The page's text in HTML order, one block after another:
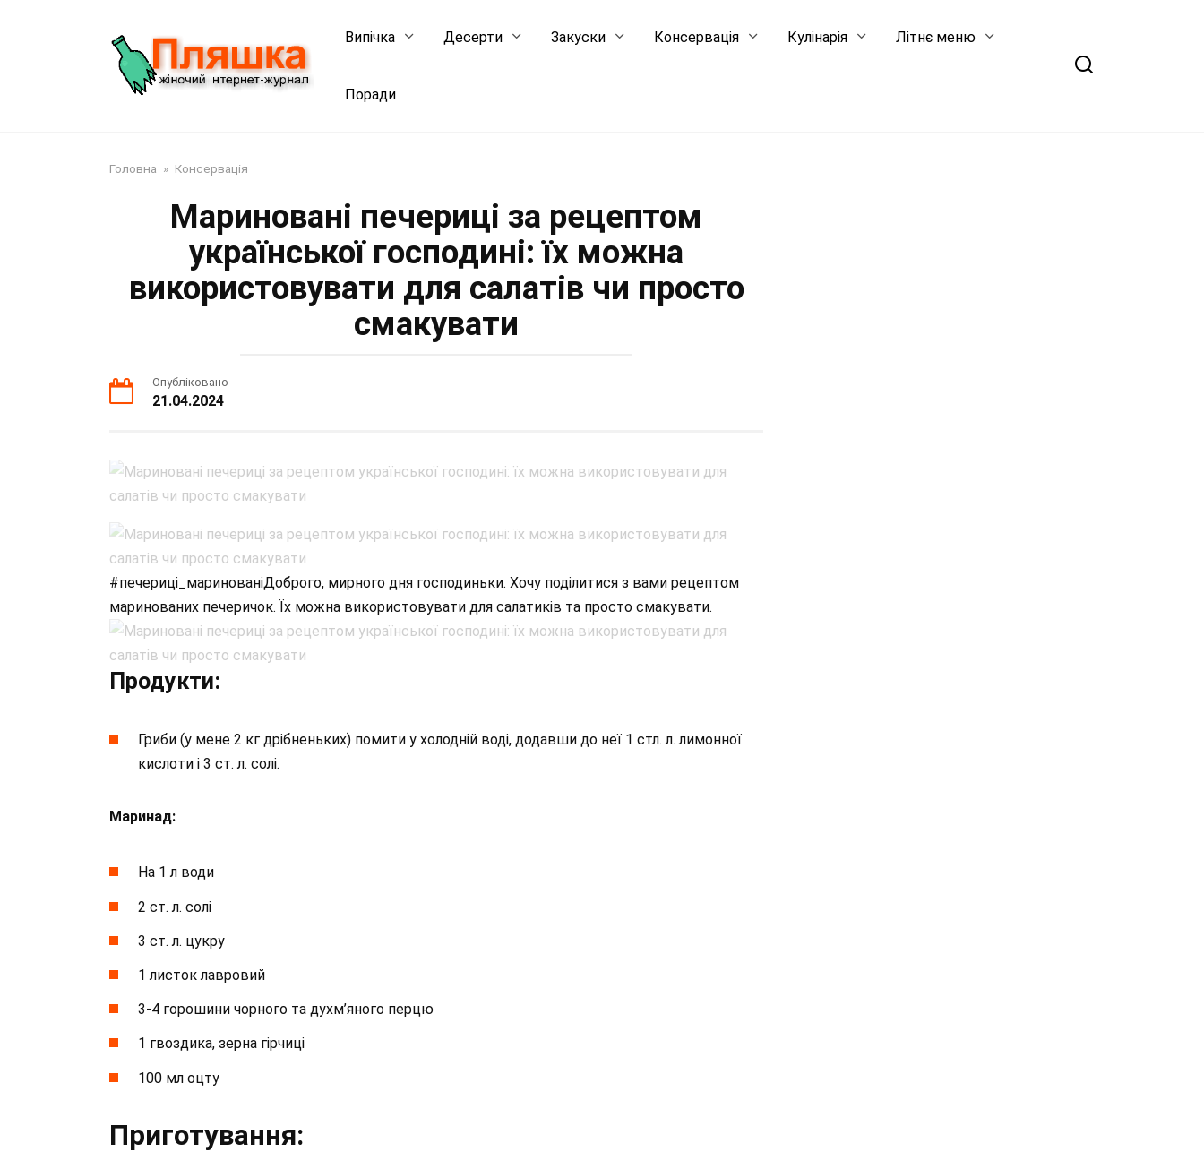
Випічка Десерти Закуски Консервація Кулінарія Літнє меню
Поради
Головна » Консервація
Мариновані печериці за рецептом
української господині: їх можна
використовувати для салатів чи просто
смакувати
Опубліковано
21.04.2024
#печериці_маринованіДоброго, мирного дня господиньки. Хочу поділитися з вами рецептом
маринованих печеричок. Їх можна використовувати для салатиків та просто смакувати.
Продукти:
Гриби (у мене 2 кг дрібненьких) помити у холодній воді, додавши до неї 1 стл. л. лимонної
кислоти і 3 ст. л. солі.
Маринад:
На 1 л води
2 ст. л. солі
3 ст. л. цукру
1 листок лавровий
3-4 горошини чорного та духм’яного перцю
1 гвоздика, зерна гірчиці
100 мл оцту
Приготування: